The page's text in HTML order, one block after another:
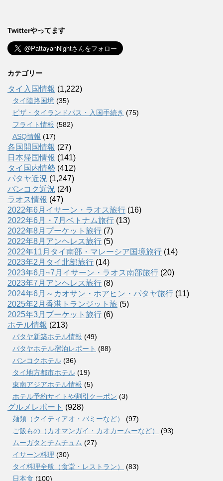
Twitterやってます
カテゴリー
タイ入国情報 (1,222)
タイ陸路国境 (35)
ビザ・タイランドパス・入国手続き (75)
フライト情報 (582)
ASQ情報 (17)
各国開国情報 (27)
日本帰国情報 (141)
タイ国内情勢 (412)
パタヤ近況 (1,247)
バンコク近況 (24)
ラオス情報 (47)
2022年6月イサーン・ラオス旅行 (16)
2022年6月・7月ベトナム旅行 (13)
2022年8月プーケット旅行 (7)
2022年8月アンヘレス旅行 (5)
2022年11月タイ南部・マレーシア国境旅行 (14)
2023年2月タイ北部旅行 (14)
2023年6月~7月イサーン・ラオス南部旅行 (20)
2023年7月アンヘレス旅行 (8)
2024年6月～カオサン・ホアヒン・パタヤ旅行 (11)
2025年2月香港トランジット旅 (5)
2025年3月プーケット旅行 (6)
ホテル情報 (213)
パタヤ新築ホテル情報 (49)
パタヤホテル宿泊レポート (88)
バンコクホテル (36)
タイ地方都市ホテル (19)
東南アジアホテル情報 (5)
ホテル予約サイトや割引クーポン (3)
グルメレポート (928)
麺類（クイティアオ・バミーなど）
(97)
ご飯もの（カオマンガイ・カオカームーなど）
(93)
ムーガタとチムチュム (27)
イサーン料理 (30)
タイ料理全般（食堂・レストラン）
(83)
日本食 (100)